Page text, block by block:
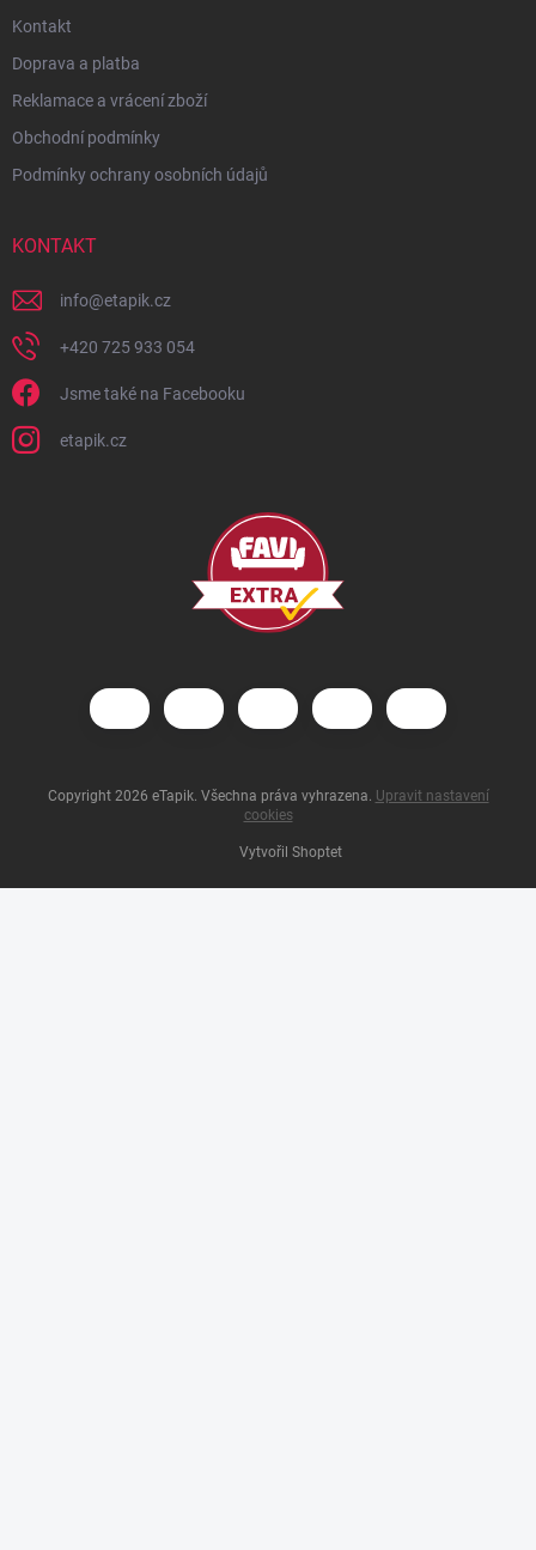
Kontakt
Doprava a platba
Reklamace a vrácení zboží
Obchodní podmínky
Podmínky ochrany osobních údajů
KONTAKT
info@etapik.cz
+420 725 933 054
Jsme také na Facebooku
etapik.cz
Vytvořil Shoptet
Copyright 2026 eTapik. Všechna práva vyhrazena. Upravit nastavení
cookies